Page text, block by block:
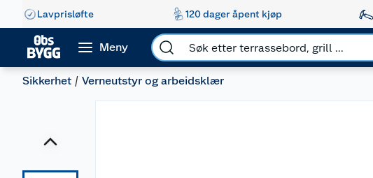
Lavprisløfte 120 dager åpent kjøp
Meny
Sikkerhet Verneutstyr og arbeidsklær